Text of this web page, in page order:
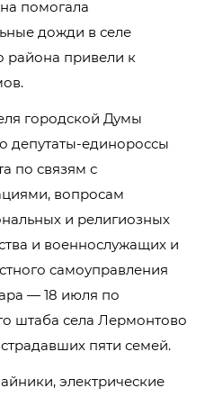
помогала
дожди в селе
района привели к
городской Думы
депутаты-единороссы
по связям с
вопросам
и религиозных
и военнослужащих и
самоуправления
— 18 июля по
штаба села Лермонтово
пяти семей.
электрические